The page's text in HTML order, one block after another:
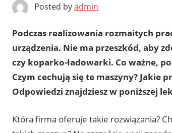
Posted byadmin
Podczas realizowania rozmaitych
urządzenia. Nie ma przeszkód, aby
czy koparko-ładowarki. Co ważne,
Czym cechują się te maszyny? Jakie
Odpowiedzi znajdziesz w poniższej
Która firma oferuje takie rozwiązania?